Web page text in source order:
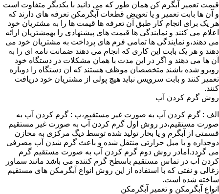
قیمت تعمیر آبگرم کن همان طور که می دانید با یکدیگر متفاوت است
و آن ها بابت تعمیر و یا تعویض قطعات آبگرمکن تعرفه های دارند که
هر یک برای انجام کار طبق آن تعرفه ها قیمت ها را به مشتریان خود
اعلام می کنند و نمایندگی ها قیمت های پیشنهادی را بهمشتریان ارائه
می دهند،و نمایندگی ها تمامی فرم های پرداخت به مشتریان خود می
دهند و هر یک بابت این کاری که انجام می دهند ضمانت نامه ای را به
آن ها می دهند و اگر در این مدت با همان مشکلات در دستگاه خود
روبرو شده باشند متخصصان موظف هستند که ان دستگاه را دوباره
تعمیر کنند و بابت سرویس نباید هیچ پولی از مشتریان خود دریافت
کنند.
روش گرم کردن آب
الف : گرم کردن آب به صورت غیر مستقیم،ب : گرم کردن آب به
صورت مستقیم،در روش اول گرم کردن آب به صورت غیر مستقیم
قسمتی از آبگرم و یا بخار تولید شده توسط دیگ مرکزی به مخازن
دوجداره و یا مبل حرارتی منتقل شده و باعث گرم شدن آب مصرفی
می گردد.امادر روش دوم گرم کردن آب به صورت مستقیم گرم
کردن آب در تماس مستقیم باسطح گرم کننده می باشد مانند سماور
زغالی و نفتی که با استفاده از این روش انواع آبگرمکن های مستقیم
ساخته شده است.
انواع آبگرمکن و تعمیر آبگرمکن